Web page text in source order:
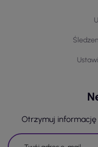
Otrzymuj